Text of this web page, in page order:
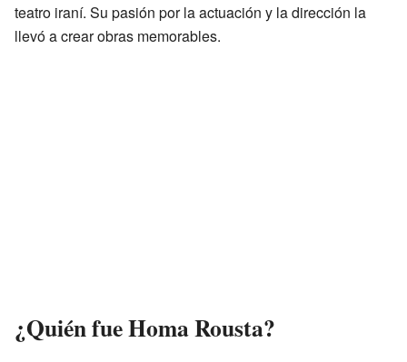
teatro iraní. Su pasión por la actuación y la dirección la
llevó a crear obras memorables.
¿Quién fue Homa Rousta?